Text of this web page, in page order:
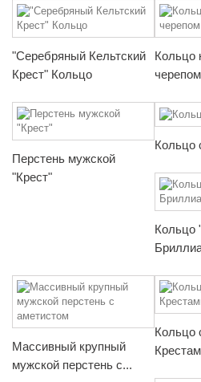
"Серебряный Кельтский
Крест" Кольцо
Кольцо
черепом
Перстень мужской
"Крест"
Кольцо
Кольцо
Массивный крупный
мужской перстень с...
Кольцо